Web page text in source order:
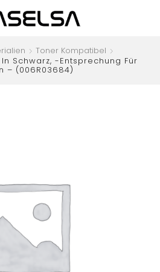
Toner Kompatibel
Schwarz, -Entsprechung Für
– (006R03684)